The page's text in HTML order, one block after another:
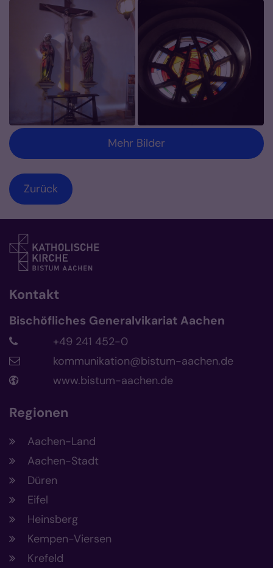
Mehr Bilder
Zurück
Kontakt
Bischöfliches Generalvikariat Aachen
+49 241 452-0
kommunikation@bistum-aachen.de
www.bistum-aachen.de
Regionen
Aachen-Land
Aachen-Stadt
Düren
Eifel
Heinsberg
Kempen-Viersen
Krefeld